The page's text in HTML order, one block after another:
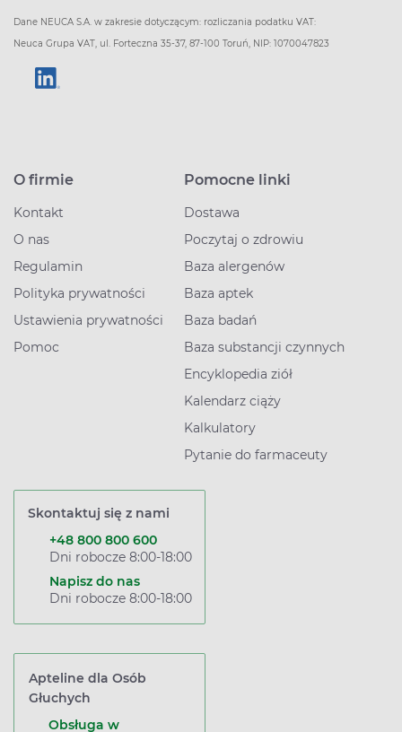
Dane NEUCA S.A. w zakresie dotyczącym: rozliczania podatku VAT:
Neuca Grupa VAT, ul. Forteczna 35-37, 87-100 Toruń, NIP: 1070047823
O firmie
Kontakt
O nas
Regulamin
Polityka prywatności
Ustawienia prywatności
Pomoc
Pomocne linki
Dostawa
Poczytaj o zdrowiu
Baza alergenów
Baza aptek
Baza badań
Baza substancji czynnych
Encyklopedia ziół
Kalendarz ciąży
Kalkulatory
Pytanie do farmaceuty
Skontaktuj się z nami
+48 800 800 600
Dni robocze 8:00-18:00
Napisz do nas
Dni robocze 8:00-18:00
Apteline dla Osób
Głuchych
Obsługa w